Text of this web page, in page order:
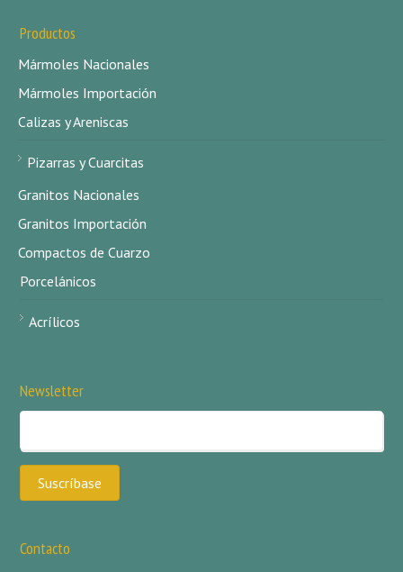
Productos
Mármoles Nacionales
Mármoles Importación
Calizas y Areniscas
Pizarras y Cuarcitas
Granitos Nacionales
Granitos Importación
Compactos de Cuarzo
Porcelánicos
Acrílicos
Newsletter
Contacto